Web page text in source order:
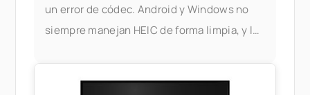
un error de códec. Android y Windows no
siempre manejan HEIC de forma limpia, y la